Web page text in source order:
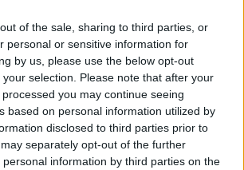
of the sale, sharing to third parties, or
personal or sensitive information for
by us, please use the below opt-out
selection. Please note that after your
you may continue seeing
based on personal information utilized by
disclosed to third parties prior to
separately opt-out of the further
information by third parties on the
a Formula Podcast